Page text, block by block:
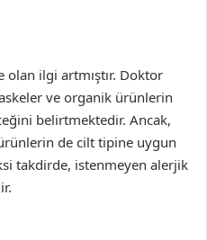
olan ilgi artmıştır. Doktor
ve organik ürünlerin
belirtmektedir. Ancak,
de cilt tipine uygun
takdirde, istenmeyen alerjik